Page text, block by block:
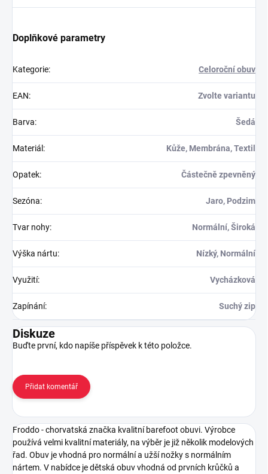
Doplňkové parametry
Kategorie: Celoroční obuv
EAN: Zvolte variantu
Barva: Šedá
Materiál : Kůže, Membrána, Textil
Opatek: Částečně zpevněný
Sezóna: Jaro, Podzim
Tvar nohy: Normální, Široká
Výška nártu: Nízký, Normální
Využití: Vycházková
Zapínání: Suchý zip
Diskuze
Buďte první, kdo napíše příspěvek k této položce.
Přidat komentář
Froddo - chorvatská značka kvalitní barefoot obuvi. Výrobce
používá velmi kvalitní materiály, na výběr je již několik modelových
řad. Obuv je vhodná pro normální a užší nožky s normálním
nártem. V nabídce je dětská obuv vhodná od prvních krůčků a